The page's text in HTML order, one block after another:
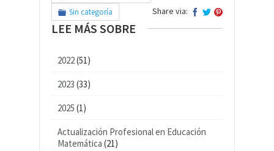
Sin categoría
Share via:
LEE MÁS SOBRE
2022(51)
2023 (33)
2025 (1)
Actualización Profesional en Educación
Matemática (21)